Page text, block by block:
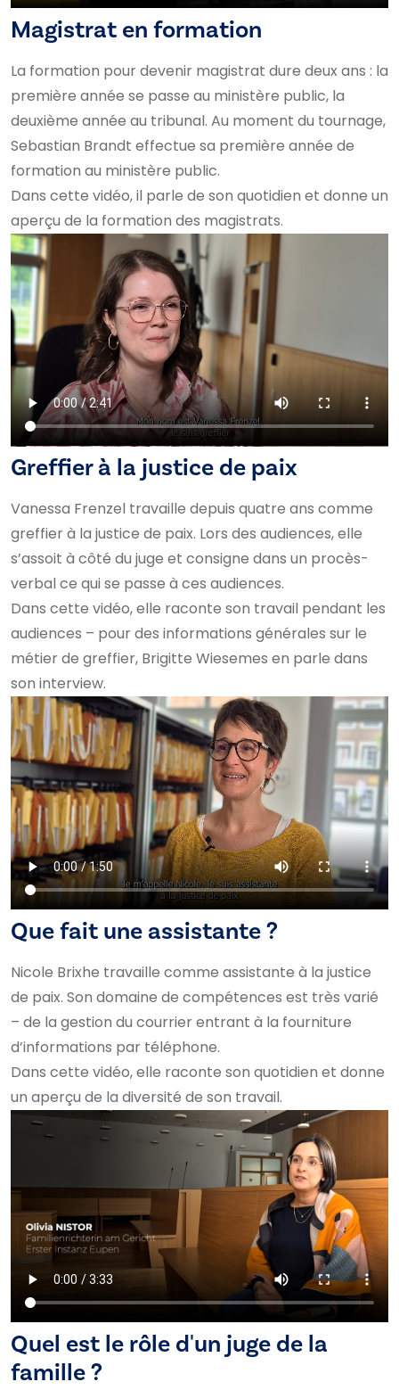
Magistrat en formation
La formation pour devenir magistrat dure deux ans : la
première année se passe au ministère public, la
deuxième année au tribunal. Au moment du tournage,
Sebastian Brandt effectue sa première année de
formation au ministère public.
Dans cette vidéo, il parle de son quotidien et donne un
aperçu de la formation des magistrats.
Greffier à la justice de paix
Vanessa Frenzel travaille depuis quatre ans comme
greffier à la justice de paix. Lors des audiences, elle
s’assoit à côté du juge et consigne dans un procès-
verbal ce qui se passe à ces audiences.
Dans cette vidéo, elle raconte son travail pendant les
audiences – pour des informations générales sur le
métier de greffier, Brigitte Wiesemes en parle dans
son interview.
Que fait une assistante ?
Nicole Brixhe travaille comme assistante à la justice
de paix. Son domaine de compétences est très varié
– de la gestion du courrier entrant à la fourniture
d’informations par téléphone.
Dans cette vidéo, elle raconte son quotidien et donne
un aperçu de la diversité de son travail.
Quel est le rôle d'un juge de la
famille ?